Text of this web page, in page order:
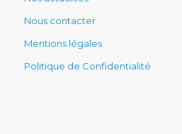
Nous contacter
Mentions légales
Politique de Confidentialité